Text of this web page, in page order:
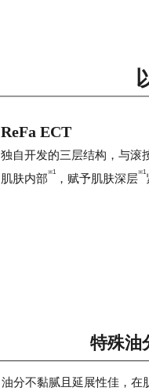
ReFa ECT
独自开发的三层结构，与滚
肌肤内部※1 ，赋予肌肤深层※1
特殊油
油分不黏腻且延展性佳，在